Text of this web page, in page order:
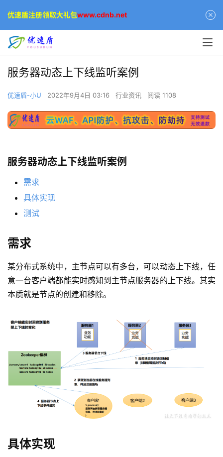
服务器动态上下线监听案例
优速盾-小U 2022年9月4日 03:16 行业资讯 阅读 1108
服务器动态上下线监听案例
需求
具体实现
测试
需求
某分布式系统中，主节点可以有多台，可以动态上下线，任
意一台客户端都能实时感知到主节点服务器的上下线。其实
本质就是节点的创建和移除。
具体实现
优速盾注册领取大礼包www.cdnb.net